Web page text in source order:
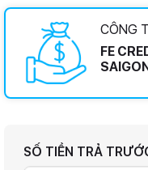
CÔNG
FE
SỐ TIỀN TRẢ